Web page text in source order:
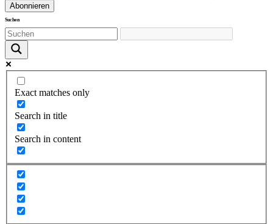
Suchen
Exact matches only
Search in title
Search in content